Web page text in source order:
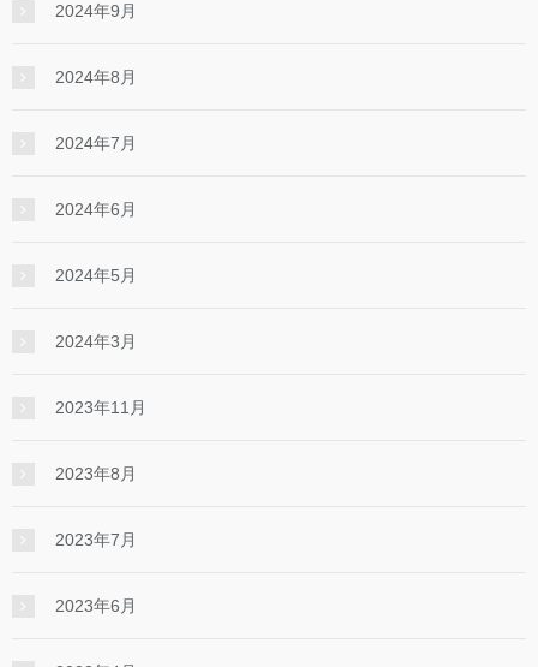
2024年9月
2024年8月
2024年7月
2024年6月
2024年5月
2024年3月
2023年11月
2023年8月
2023年7月
2023年6月